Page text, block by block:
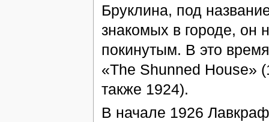
Бруклина, под
знакомых в городе, он
покинутым. В это
«The Shunned House»
также 1924).
В начале 1926